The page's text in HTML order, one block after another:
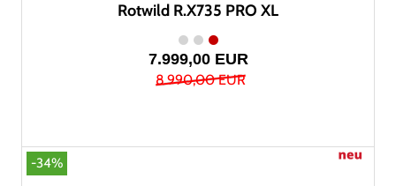
Rotwild R.X735 PRO XL
7.999,00 EUR
8.990,00 EUR
-34%